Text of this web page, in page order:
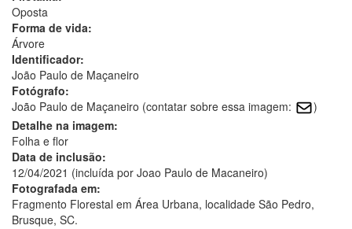
Oposta
Forma de vida:
Árvore
Identificador:
João Paulo de Maçaneiro
Fotógrafo:
João Paulo de Maçaneiro (contatar sobre essa imagem:
)
Detalhe na imagem:
Folha e flor
Data de inclusão:
12/04/2021 (incluída por Joao Paulo de Macaneiro)
Fotografada em:
Fragmento Florestal em Área Urbana, localidade São Pedro,
Brusque, SC.